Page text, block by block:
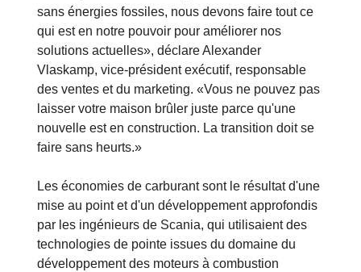
sans énergies fossiles, nous devons faire tout ce
qui est en notre pouvoir pour améliorer nos
solutions actuelles», déclare Alexander
Vlaskamp, vice-président exécutif, responsable
des ventes et du marketing. «Vous ne pouvez pas
laisser votre maison brûler juste parce qu'une
nouvelle est en construction. La transition doit se
faire sans heurts.»
Les économies de carburant sont le résultat d'une
mise au point et d'un développement approfondis
par les ingénieurs de Scania, qui utilisaient des
technologies de pointe issues du domaine du
développement des moteurs à combustion